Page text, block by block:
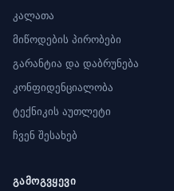
კალათა
მიწოდების პირობები
გარანტია და დაბრუნება
კონფიდენციალობა
ტექნიკის აუთლეტი
ჩვენ შესახებ
გამოგვყევი